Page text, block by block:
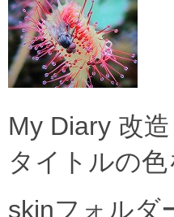
My Diary 改
タイトルの
skinフォル